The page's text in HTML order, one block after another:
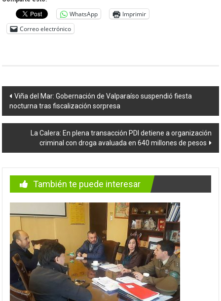
WhatsApp
Imprimir
Correo electrónico
Navegación
de
entradas
Viña del Mar: Gobernación de Valparaíso suspendió fiesta
nocturna tras fiscalización sorpresa
La Calera: En plena transacción PDI detiene a organización
criminal con droga avaluada en 640 millones de pesos
También te puede interesar